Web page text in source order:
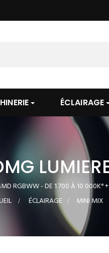
ÉCLAIRAGE
RGBWW - DE 1 700 À 10 000K°
> ÉCLAIRAGE > MINI MIX